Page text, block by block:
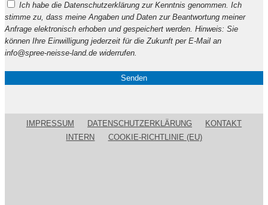
lasse
Feld
leer.
Ich habe die Datenschutzerklärung zur Kenntnis genommen. Ich
stimme zu, dass meine Angaben und Daten zur Beantwortung meiner
Anfrage elektronisch erhoben und gespeichert werden. Hinweis: Sie
können Ihre Einwilligung jederzeit für die Zukunft per E-Mail an
info@spree-neisse-land.de widerrufen.
IMPRESSUM DATENSCHUTZERKLÄRUNG
KONTAKT
INTERN
COOKIE-RICHTLINIE (EU)